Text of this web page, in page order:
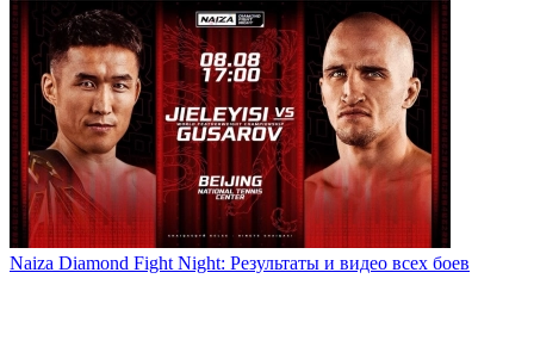
Naiza Diamond Fight Night: Результаты и видео всех боев